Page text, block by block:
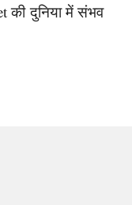
की दुनिया में संभव